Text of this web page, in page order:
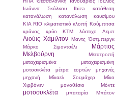
Ιωάννα Σκάλκου
Ιbiza
κατάθεση
κατανάλωση
κατανάλωση καυσίμου
ΚΙΑ RIO κλιματιστικό κλοπή Κούμπιτσα
κράνος
κρύο ΚΤΜ λάστιχο Λεμπ
Λιούις Χάμιλτον Μαντς Όστμπεργκ
Μάρκο Σιμοντσέλι
Μάρτιος
Μελβούρνη
Μετατροπή
μεταχειρισμένα
μεταχειρισμένη
μοτοσικλέτα
μέτρα εορτών
μηχανές
μηχανή
Μίκαελ Σουμάχερ
Μίκο
Χιρβόνεν
μονοθέσιο Μόντε
μοτοσυκλέτα μπαταρία
Μπάτον